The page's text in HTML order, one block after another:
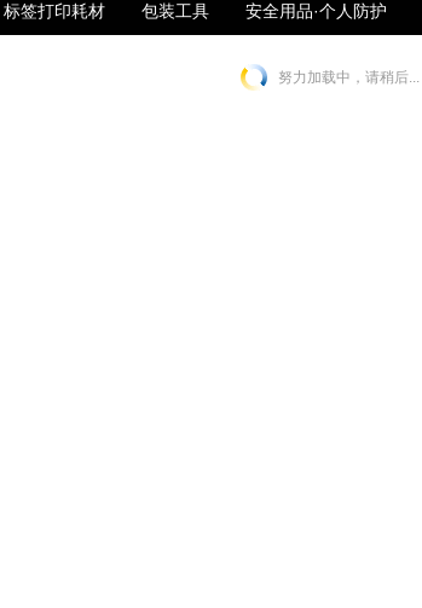
标签打印耗材 包装工具 安全用品·个人防护
努力加载中，请稍后...